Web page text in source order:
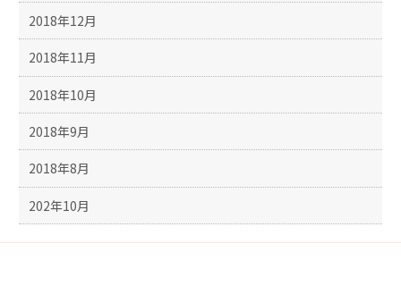
2018年12月
2018年11月
2018年10月
2018年9月
2018年8月
202年10月